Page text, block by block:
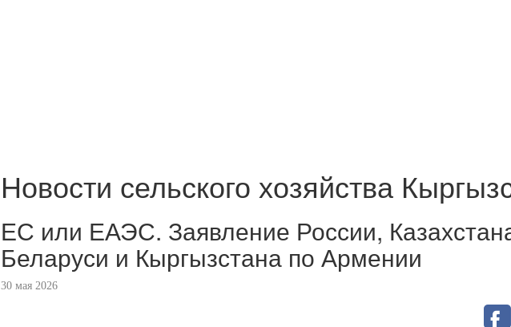
Новости сельского хозяйства
ЕС или ЕАЭС. Заявление России,
Беларуси и Кыргызстана по Армении
30 мая 2026